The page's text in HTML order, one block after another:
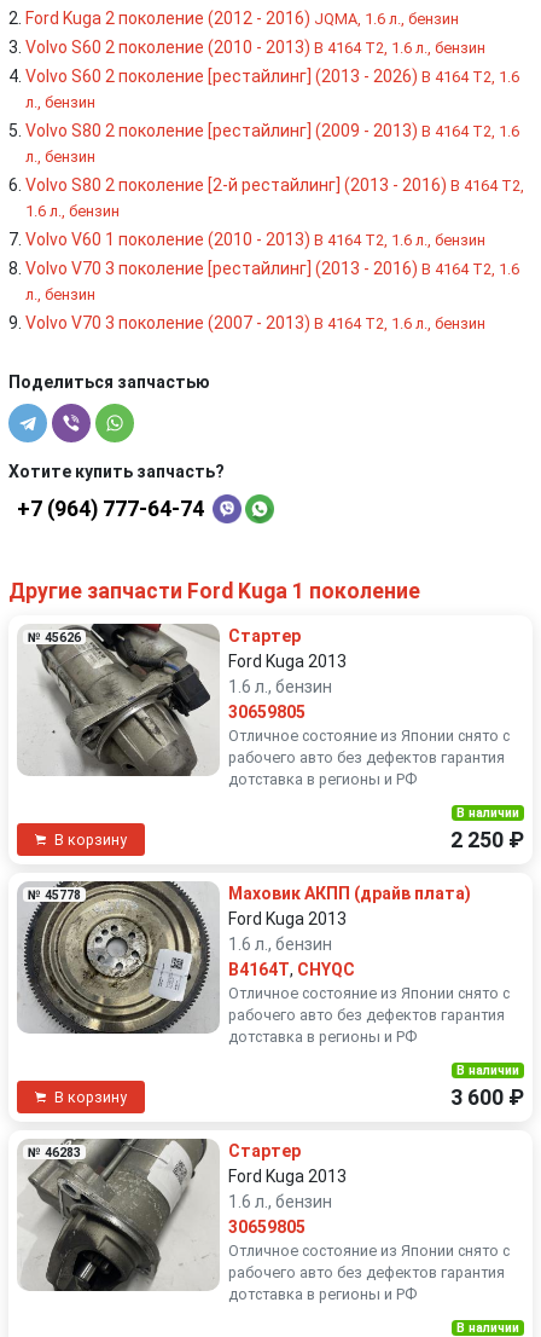
Ford Kuga 2 поколение (2012 - 2016) JQMA, 1.6 л., бензин
Volvo S60 2 поколение (2010 - 2013) B 4164 T2, 1.6 л., бензин
Volvo S60 2 поколение [рестайлинг] (2013 - 2026) B 4164 T2, 1.6
л., бензин
Volvo S80 2 поколение [рестайлинг] (2009 - 2013) B 4164 T2, 1.6
л., бензин
Volvo S80 2 поколение [2-й рестайлинг] (2013 - 2016) B 4164 T2,
1.6 л., бензин
Volvo V60 1 поколение (2010 - 2013) B 4164 T2, 1.6 л., бензин
Volvo V70 3 поколение [рестайлинг] (2013 - 2016) B 4164 T2, 1.6
л., бензин
Volvo V70 3 поколение (2007 - 2013) B 4164 T2, 1.6 л., бензин
Поделиться запчастью
Хотите купить запчасть?
+7 (964) 777-64-74
Другие запчасти Ford Kuga 1 поколение
№ 45626
Стартер
Ford Kuga 2013
1.6 л., бензин
30659805
Отличное состояние из Японии снято с
рабочего авто без дефектов гарантия
дотставка в регионы и РФ
В корзину
В наличии
2 250 ₽
№ 45778
Маховик АКПП (драйв плата)
Ford Kuga 2013
1.6 л., бензин
B4164T, CHYQC
Отличное состояние из Японии снято с
рабочего авто без дефектов гарантия
дотставка в регионы и РФ
В корзину
В наличии
3 600 ₽
№ 46283
Стартер
Ford Kuga 2013
1.6 л., бензин
30659805
Отличное состояние из Японии снято с
рабочего авто без дефектов гарантия
дотставка в регионы и РФ
В наличии